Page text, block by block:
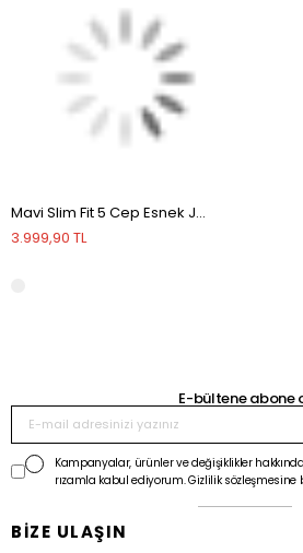
Mavi Slim Fit 5 Cep Esnek Jean Kot Pantolon
3.999,90 TL
E-bültene abone
Kampanyalar, ürünler ve değişiklikler
rızamla kabul ediyorum. Gizlilik
BİZE ULAŞIN